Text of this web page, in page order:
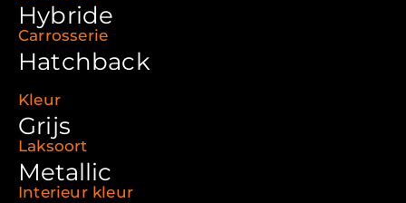
Hybride
Carrosserie
Hatchback
Kleur
Grijs
Laksoort
Metallic
Interieur kleur